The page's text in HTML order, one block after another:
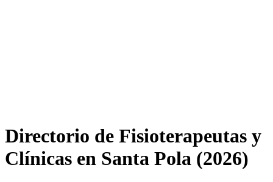
Directorio de Fisioterapeutas y
Clínicas en Santa Pola (2026)